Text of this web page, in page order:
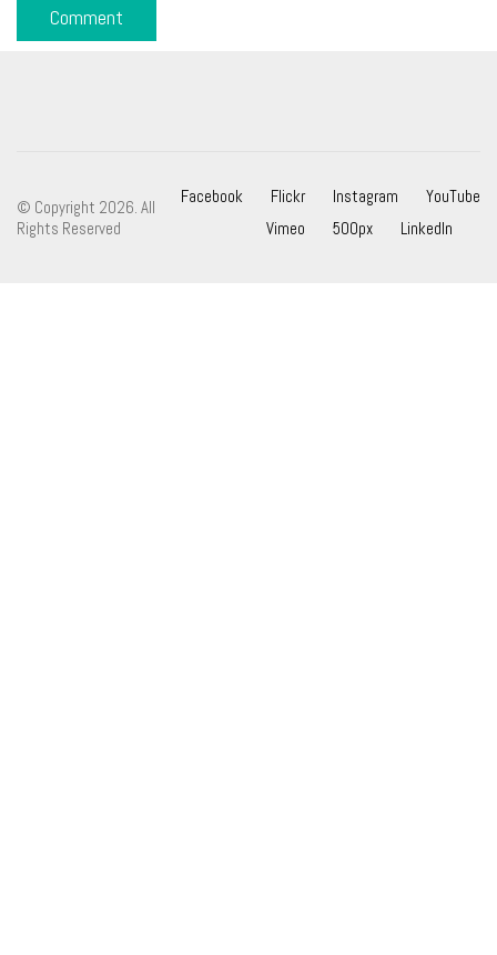
Facebook Flickr Instagram
YouTube
Vimeo
500px LinkedIn
© Copyright 2026. All
Rights Reserved